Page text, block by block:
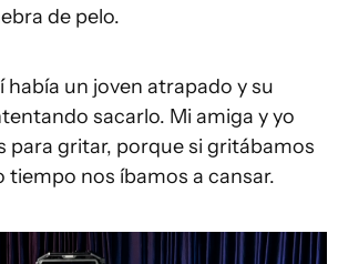
de pelo.
había un joven atrapado y su
sacarlo. Mi amiga y yo
para gritar, porque si gritábamos
tiempo nos íbamos a cansar.